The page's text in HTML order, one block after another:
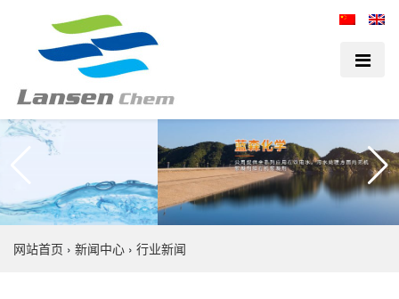
网站首页 › 新闻中心 › 行业新闻